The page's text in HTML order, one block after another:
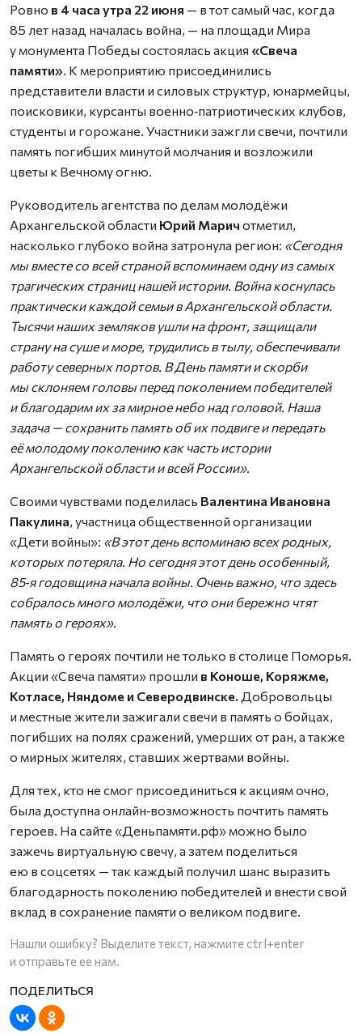
Ровно в 4 часа утра 22 июня — в тот самый час, когда
85 лет назад началась война, — на площади Мира
у монумента Победы состоялась акция «Свеча
памяти» . К мероприятию присоединились
представители власти и силовых структур, юнармейцы,
поисковики, курсанты военно‑патриотических клубов,
студенты и горожане. Участники зажгли свечи, почтили
память погибших минутой молчания и возложили
цветы к Вечному огню.
Руководитель агентства по делам молодёжи
Архангельской области Юрий Марич отметил,
насколько глубоко война затронула регион: «Сегодня
мы вместе со всей страной вспоминаем одну из самых
трагических страниц нашей истории. Война коснулась
практически каждой семьи в Архангельской области.
Тысячи наших земляков ушли на фронт, защищали
страну на суше и море, трудились в тылу, обеспечивали
работу северных портов. В День памяти и скорби
мы склоняем головы перед поколением победителей
и благодарим их за мирное небо над головой. Наша
задача — сохранить память об их подвиге и передать
её молодому поколению как часть истории
Архангельской области и всей России».
Своими чувствами поделилась Валентина Ивановна
Пакулина, участница общественной организации
«Дети войны»: «В этот день вспоминаю всех родных,
которых потеряла. Но сегодня этот день особенный,
85‑я годовщина начала войны. Очень важно, что здесь
собралось много молодёжи, что они бережно чтят
память о героях».
Память о героях почтили не только в столице Поморья.
Акции «Свеча памяти» прошли в Коноше, Коряжме,
Котласе, Няндоме и Северодвинске. Добровольцы
и местные жители зажигали свечи в память о бойцах,
погибших на полях сражений, умерших от ран, а также
о мирных жителях, ставших жертвами войны.
Для тех, кто не смог присоединиться к акциям очно,
была доступна онлайн‑возможность почтить память
героев. На сайте «Деньпамяти.рф» можно было
зажечь виртуальную свечу, а затем поделиться
ею в соцсетях — так каждый получил шанс выразить
благодарность поколению победителей и внести свой
вклад в сохранение памяти о великом подвиге.
Нашли ошибку? Выделите текст, нажмите ctrl+enter
и отправьте ее нам.